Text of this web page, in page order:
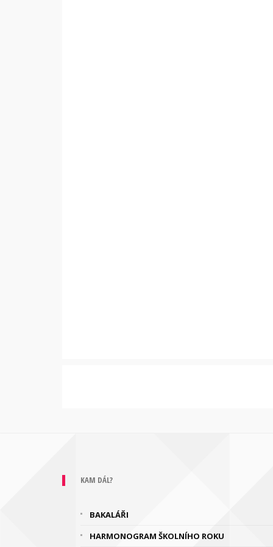
KAM DÁL?
BAKALÁŘI
HARMONOGRAM ŠKOLNÍHO ROKU